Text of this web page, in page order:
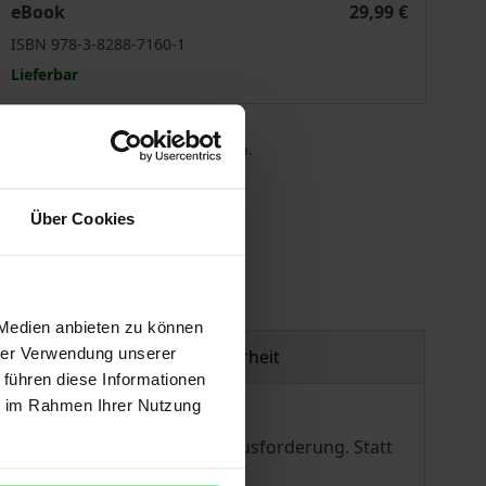
Über Cookies
anbieten zu können
Verwendung unserer
diese Informationen
Rahmen Ihrer Nutzung
eBook
29,99 €
ISBN 978-3-8288-7160-1
Lieferbar
die MwSt. an der Kasse variieren.
Produktsicherheit
vor ihrer größten Herausforderung. Statt